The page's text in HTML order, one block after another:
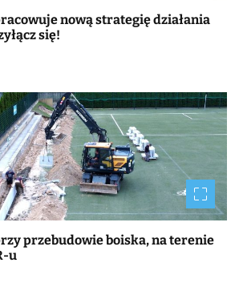
nową strategię działania
się!
przebudowie boiska, na terenie
u